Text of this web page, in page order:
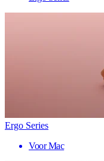
Ergo Series
Voor Mac